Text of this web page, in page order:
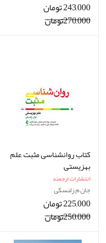
243,000 تومان
270,000تومان
کتاب روانشناسی مثبت علم
بهزیستی
انتشارات ارجمند
جان م زلنسکی
225,000 تومان
250,000تومان